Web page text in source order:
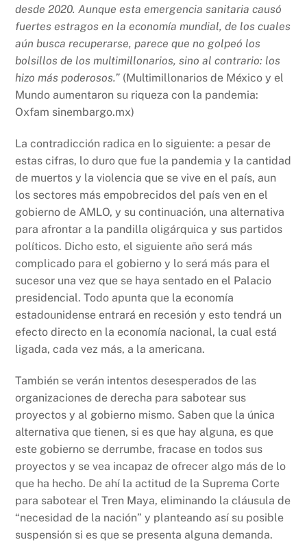
desde 2020. Aunque esta emergencia sanitaria causó
fuertes estragos en la economía mundial, de los cuales
aún busca recuperarse, parece que no golpeó los
bolsillos de los multimillonarios, sino al contrario: los
hizo más poderosos.” (Multimillonarios de México y el
Mundo aumentaron su riqueza con la pandemia:
Oxfam sinembargo.mx)
La contradicción radica en lo siguiente: a pesar de
estas cifras, lo duro que fue la pandemia y la cantidad
de muertos y la violencia que se vive en el país, aun
los sectores más empobrecidos del país ven en el
gobierno de AMLO, y su continuación, una alternativa
para afrontar a la pandilla oligárquica y sus partidos
políticos. Dicho esto, el siguiente año será más
complicado para el gobierno y lo será más para el
sucesor una vez que se haya sentado en el Palacio
presidencial. Todo apunta que la economía
estadounidense entrará en recesión y esto tendrá un
efecto directo en la economía nacional, la cual está
ligada, cada vez más, a la americana.
También se verán intentos desesperados de las
organizaciones de derecha para sabotear sus
proyectos y al gobierno mismo. Saben que la única
alternativa que tienen, si es que hay alguna, es que
este gobierno se derrumbe, fracase en todos sus
proyectos y se vea incapaz de ofrecer algo más de lo
que ha hecho. De ahí la actitud de la Suprema Corte
para sabotear el Tren Maya, eliminando la cláusula de
“necesidad de la nación” y planteando así su posible
suspensión si es que se presenta alguna demanda.